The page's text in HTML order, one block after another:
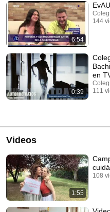
6:54
144
0:39
en
111
Videos
1:55
108